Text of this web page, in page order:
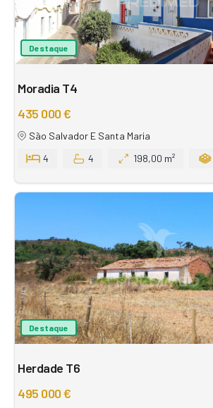
Destaque
Moradia T4
435 000 €
São Salvador E Santa Maria
4
4 198,00 m²
Destaque
Herdade T6
495 000 €